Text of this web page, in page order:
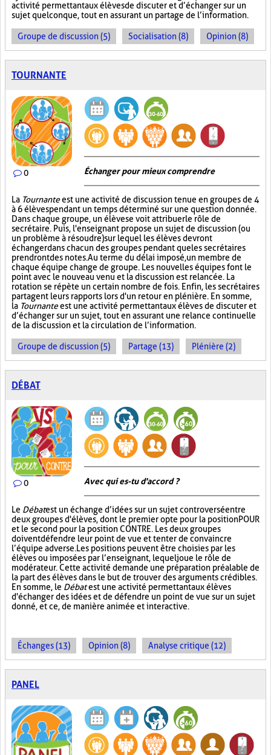
activité permettant aux élèves de discuter et d’échanger sur un
sujet quelconque, tout en assurant un partage de l’information.
Groupe de discussion (5) Socialisation (8) Opinion (8)
TOURNANTE
0 Échanger pour mieux comprendre
La Tournanteest une activité de discussion tenue en groupes de 4
à 6 élèves pendant un temps déterminé sur une question donnée.
Dans chaque groupe, un élève se voit attribuer le rôle de
secrétaire. Puis, l'enseignant propose un sujet de discussion (ou
un problème à résoudre) sur lequel les élèves devront
échanger dans chacun des groupes pendant que les secrétaires
prendront des notes. Au terme du délai imposé, un membre de
chaque équipe change de groupe. Les nouvelles équipes font le
point avec le nouveau venu et la discussion est relancée. La
rotation se répète un certain nombre de fois. Enfin, les secrétaires
partagent leurs rapports lors d'un retour en plénière. En somme,
la Tournanteest une activité permettant aux élèves de discuter et
d’échanger sur un sujet, tout en assurant une relance continuelle
de la discussion et la circulation de l’information.
Groupe de discussion (5) Partage (13) Plénière (2)
DÉBAT
0 Avec qui es-tu d'accord ?
Le Débatest un échange d’idées sur un sujet controversé entre
deux groupes d'élèves, dont le premier opte pour la position POUR
et le second pour la position CONTRE. Les deux groupes
doivent défendre leur point de vue et tenter de convaincre
l’équipe adverse. Les positions peuvent être choisies par les
élèves ou imposées par l’enseignant, lequel joue le rôle de
modérateur. Cette activité demande une préparation préalable de
la part des élèves dans le but de trouver des arguments crédibles.
En somme, le Débatest une activité permettant aux élèves
d'échanger des idées et de défendre un point de vue sur un sujet
donné, et ce, de manière animée et interactive.
Échanges (13) Opinion (8) Analyse critique (12)
PANEL